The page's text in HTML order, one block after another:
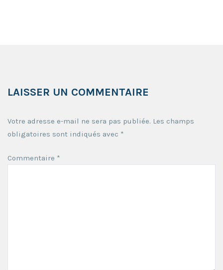
LAISSER UN COMMENTAIRE
Votre adresse e-mail ne sera pas publiée. Les champs
obligatoires sont indiqués avec *
Commentaire *